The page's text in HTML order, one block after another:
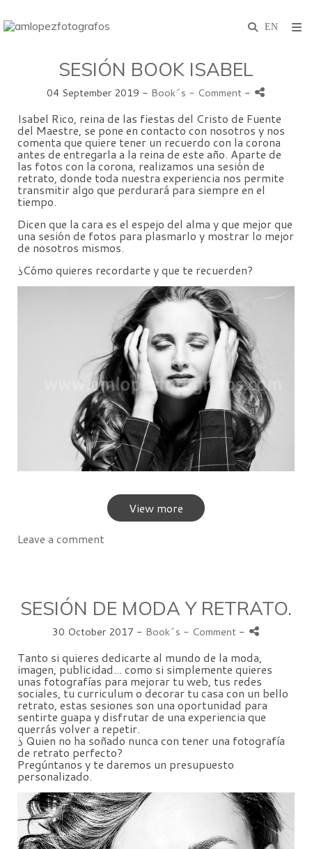
SESIÓN BOOK ISABEL
04 September 2019 - Book´s - Comment -
Isabel Rico, reina de las fiestas del Cristo de Fuente
del Maestre, se pone en contacto con nosotros y nos
comenta que quiere tener un recuerdo con la corona
antes de entregarla a la reina de este año. Aparte de
las fotos con la corona, realizamos una sesión de
retrato, donde toda nuestra experiencia nos permite
transmitir algo que perdurará para siempre en el
tiempo.
Dicen que la cara es el espejo del alma y que mejor que
una sesión de fotos para plasmarlo y mostrar lo mejor
de nosotros mismos.
¿Cómo quieres recordarte y que te recuerden?
View more
Leave a comment
SESIÓN DE MODA Y RETRATO.
30 October 2017 - Book´s - Comment -
Tanto si quieres dedicarte al mundo de la moda,
imagen, publicidad... como si simplemente quieres
unas fotografías para mejorar tu web, tus redes
sociales, tu curriculum o decorar tu casa con un bello
retrato, estas sesiones son una oportunidad para
sentirte guapa y disfrutar de una experiencia que
querrás volver a repetir.
¿ Quien no ha soñado nunca con tener una fotografía
de retrato perfecto?
Pregúntanos y te daremos un presupuesto
personalizado.